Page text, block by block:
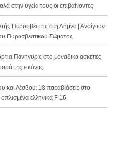
στην υγεία τους οι επιβαίνοντες
Πυροσβέστης στη Λήμνο | Ανοίγουν
Πυροσβεστικού Σώματος
Πανήγυρις στο μοναδικό ασκεπές
της εικόνας
και Λέσβου: 18 παραβιάσεις στο
ελληνικά F-16